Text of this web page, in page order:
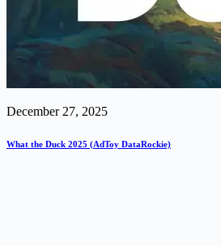
December 27, 2025
What the Duck 2025 (AdToy DataRockie)